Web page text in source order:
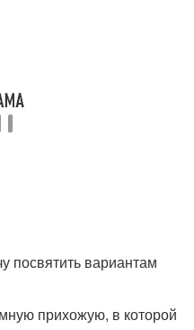
посвятить вариантам
прихожую, в которой